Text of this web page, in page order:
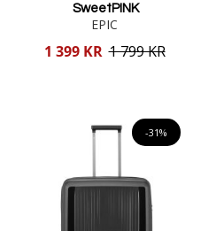
SweetPINK
EPIC
Reducerat
1 399 KR 1 799 KR
-31%